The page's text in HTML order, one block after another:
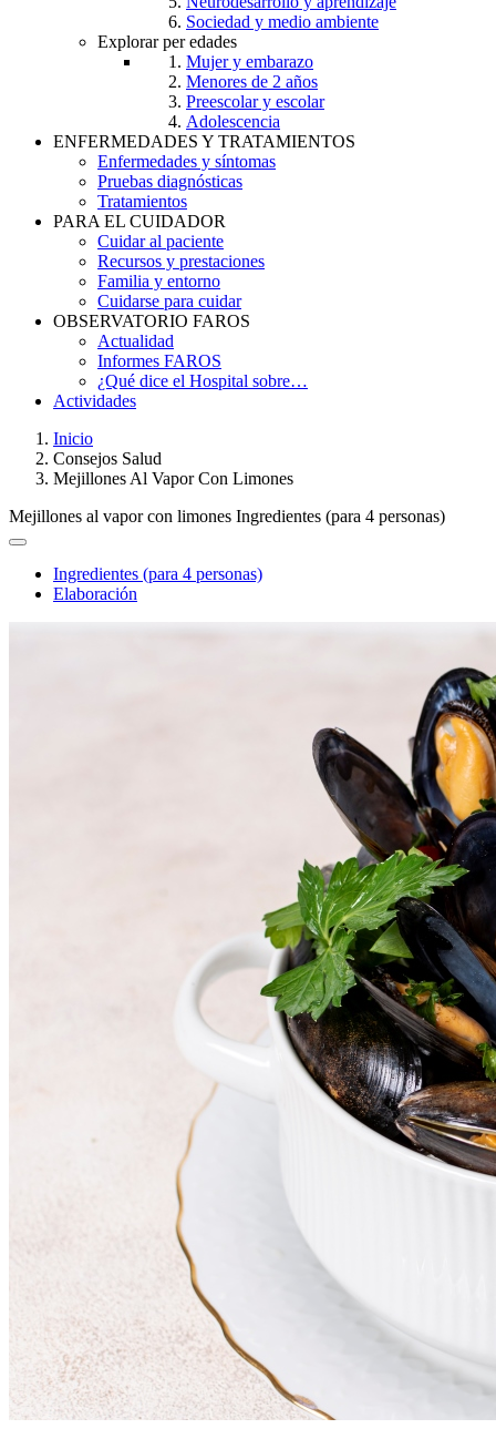
Sociedad y medio ambiente
Explorar per edades
Mujer y embarazo
Menores de 2 años
Preescolar y escolar
Adolescencia
ENFERMEDADES Y TRATAMIENTOS
Enfermedades y síntomas
Pruebas diagnósticas
Tratamientos
PARA EL CUIDADOR
Cuidar al paciente
Recursos y prestaciones
Familia y entorno
Cuidarse para cuidar
OBSERVATORIO FAROS
Actualidad
Informes FAROS
¿Qué dice el Hospital sobre…
Actividades
Breadcrumb
Inicio
Consejos Salud
Mejillones Al Vapor Con Limones
Mejillones al vapor con limones Ingredientes (para 4 personas)
Ingredientes (para 4 personas)
Elaboración